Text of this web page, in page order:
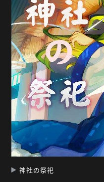
神社の祭祀